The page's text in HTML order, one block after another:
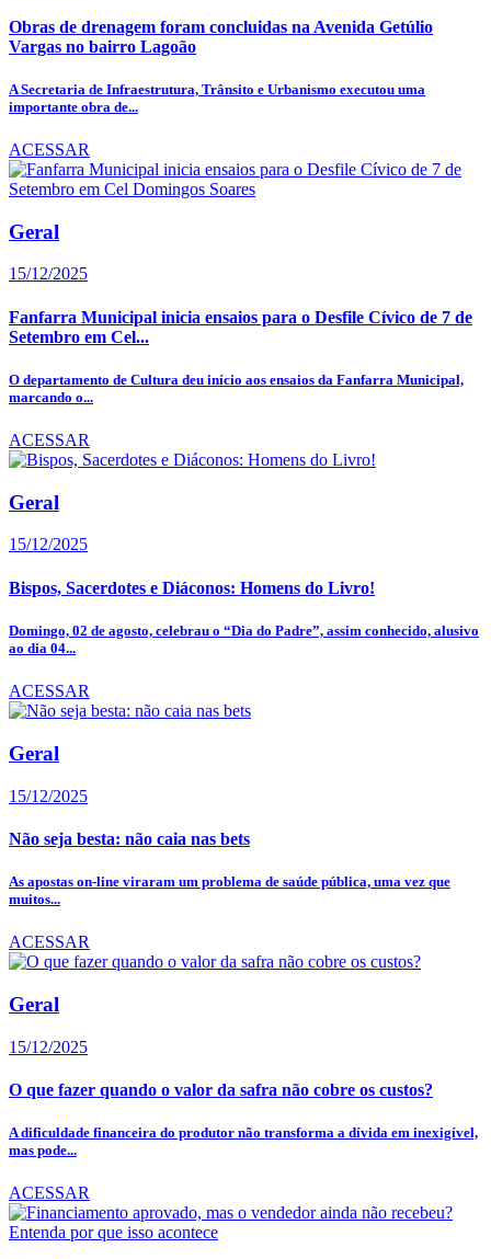
Obras de drenagem foram concluidas na Avenida Getúlio
Vargas no bairro Lagoão
A Secretaria de Infraestrutura, Trânsito e Urbanismo executou uma
importante obra de...
ACESSAR
Geral
15/12/2025
Fanfarra Municipal inicia ensaios para o Desfile Cívico de 7 de
Setembro em Cel...
O departamento de Cultura deu início aos ensaios da Fanfarra Municipal,
marcando o...
ACESSAR
Geral
15/12/2025
Bispos, Sacerdotes e Diáconos: Homens do Livro!
Domingo, 02 de agosto, celebrau o “Dia do Padre”, assim conhecido, alusivo
ao dia 04...
ACESSAR
Geral
15/12/2025
Não seja besta: não caia nas bets
As apostas on-line viraram um problema de saúde pública, uma vez que
muitos...
ACESSAR
Geral
15/12/2025
O que fazer quando o valor da safra não cobre os custos?
A dificuldade financeira do produtor não transforma a dívida em inexigível,
mas pode...
ACESSAR